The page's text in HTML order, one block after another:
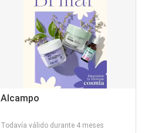
Alcampo
Todavía válido durante 4 meses